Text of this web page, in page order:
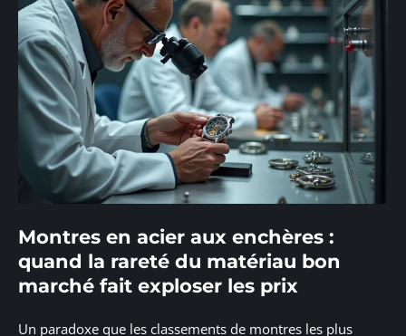
Montres en acier aux enchères :
quand la rareté du matériau bon
marché fait exploser les prix
Un paradoxe que les classements de montres les plus